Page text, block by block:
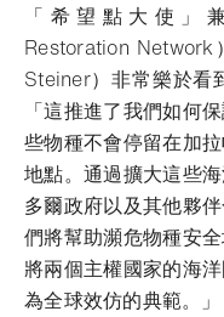
「希望點大使」
Restoration Network
Steiner）非常樂於看
「這推進了我們如何
些物種不會停留在加
地點。通過擴大這些
多爾政府以及其他夥
們將幫助瀕危物種安
將兩個主權國家的海
為全球效仿的典範。」